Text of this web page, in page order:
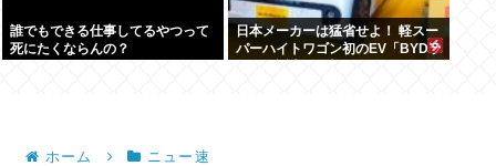
誰でもできる仕事してるやつって
死にたくならんの？
日本メーカーは猛省せよ！ 軽スー
パーハイトワゴン初のEV「BYDラ
ホーム ニュー速